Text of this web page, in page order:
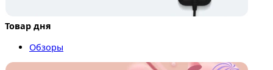
Товар дня
Обзоры